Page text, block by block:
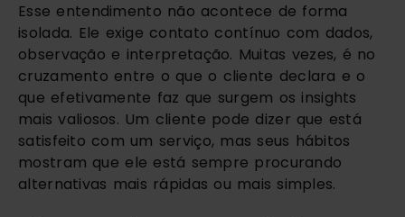
Esse entendimento não acontece de forma
isolada. Ele exige contato contínuo com dados,
observação e interpretação. Muitas vezes, é no
cruzamento entre o que o cliente declara e o
que efetivamente faz que surgem os insights
mais valiosos. Um cliente pode dizer que está
satisfeito com um serviço, mas seus hábitos
mostram que ele está sempre procurando
alternativas mais rápidas ou mais simples.